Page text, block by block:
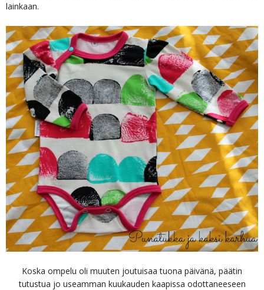
lainkaan.
Koska ompelu oli muuten joutuisaa tuona päivänä, päätin
tutustua jo useamman kuukauden kaapissa odottaneeseen